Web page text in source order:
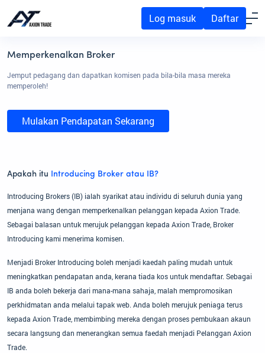
Log masuk Daftar
Memperkenalkan Broker
Jemput pedagang dan dapatkan komisen pada bila-bila masa mereka
memperoleh!
Mulakan Pendapatan Sekarang
Apakah itu Introducing Broker atau IB?
Introducing Brokers (IB) ialah syarikat atau individu di seluruh dunia yang
menjana wang dengan memperkenalkan pelanggan kepada Axion Trade.
Sebagai balasan untuk merujuk pelanggan kepada Axion Trade, Broker
Introducing kami menerima komisen.
Menjadi Broker Introducing boleh menjadi kaedah paling mudah untuk
meningkatkan pendapatan anda, kerana tiada kos untuk mendaftar. Sebagai
IB anda boleh bekerja dari mana-mana sahaja, malah mempromosikan
perkhidmatan anda melalui tapak web. Anda boleh merujuk peniaga terus
kepada Axion Trade, membimbing mereka dengan proses pembukaan akaun
secara langsung dan menerangkan semua faedah menjadi Pelanggan Axion
Trade.